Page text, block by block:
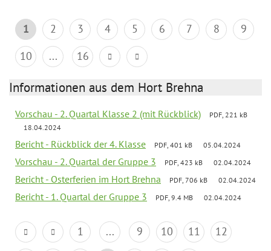
1 2 3 4 5 6 7 8
9
10
... 16
Informationen aus dem Hort Brehna
Vorschau - 2. Quartal Klasse 2 (mit Rückblick)
PDF, 221 kB
18.04.2024
Bericht - Rückblick der 4. Klasse PDF, 401 kB 05.04.2024
Vorschau - 2. Quartal der Gruppe 3 PDF, 423 kB 02.04.2024
Bericht - Osterferien im Hort Brehna PDF, 706 kB 02.04.2024
Bericht - 1. Quartal der Gruppe 3 PDF, 9.4 MB 02.04.2024
1 ... 9 10 11
12